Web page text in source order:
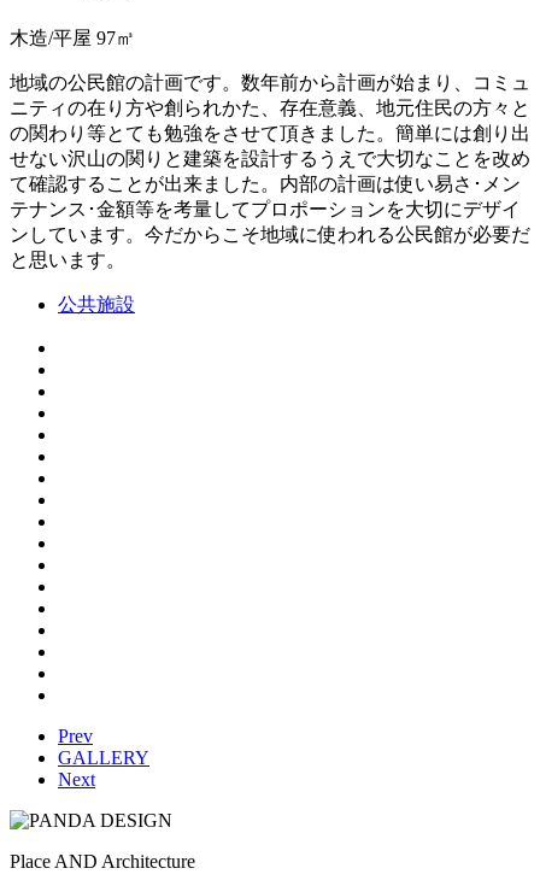
木造/平屋 97㎥
地域の公民館の計画です。数年前から計画が始まり、コミュ
ニティの在り方や創られかた、存在意義、地元住民の方々と
の関わり等とても勉強をさせて頂きました。簡単には創り出
せない沢山の関りと建築を設計するうえで大切なことを改め
て確認することが出来ました。内部の計画は使い易さ･メン
テナンス･金額等を考量してプロポーションを大切にデザイ
ンしています。今だからこそ地域に使われる公民館が必要だ
と思います。
公共施設
Prev
GALLERY
Next
Place AND Architecture